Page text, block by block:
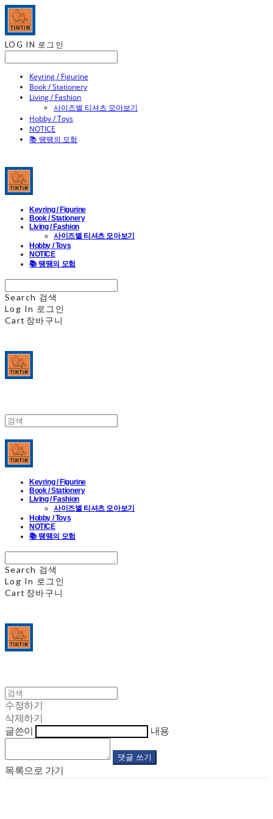
LOG IN 로그인
Keyring / Figurine
Book / Stationery
Living / Fashion
사이즈별 티셔츠 모아보기
Hobby / Toys
NOTICE
📚 땡땡의 모험
Keyring / Figurine
Book / Stationery
Living / Fashion
사이즈별 티셔츠 모아보기
Hobby / Toys
NOTICE
📚 땡땡의 모험
Search 검색
Log In 로그인
Cart 장바구니
Keyring / Figurine
Book / Stationery
Living / Fashion
사이즈별 티셔츠 모아보기
Hobby / Toys
NOTICE
📚 땡땡의 모험
Search 검색
Log In 로그인
Cart 장바구니
수정하기
삭제하기
글쓴이
내용
댓글 쓰기
목록으로 가기